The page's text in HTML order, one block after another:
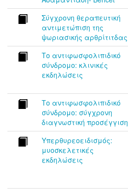
Σύγχρονη θεραπευτική
αντιμετώπιση της
ψωριασικής αρθρίτιτδας
Το αντιφωσφολιπιδικό
σύνδρομο: κλινικές
εκδηλώσεις
Το αντιφωσφολιπιδικό
σύνδρομο: σύγχρονη
διαγνωστική προσέγγιση
Υπερθυρεοειδισμός:
μυοσκελετικές
εκδηλώσεις